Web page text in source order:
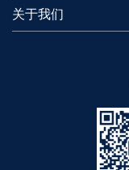
关于我们